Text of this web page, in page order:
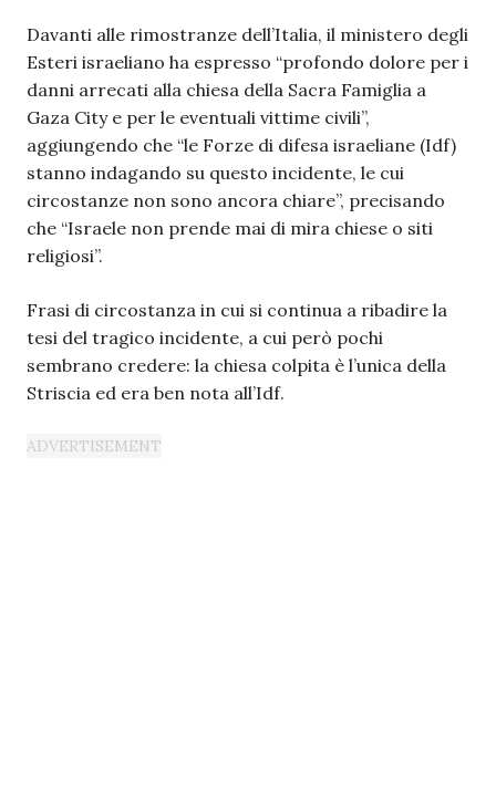
Davanti alle rimostranze dell’Italia, il ministero degli
Esteri israeliano ha espresso “profondo dolore per i
danni arrecati alla chiesa della Sacra Famiglia a
Gaza City e per le eventuali vittime civili”,
aggiungendo che “le Forze di difesa israeliane (Idf)
stanno indagando su questo incidente, le cui
circostanze non sono ancora chiare”, precisando
che “Israele non prende mai di mira chiese o siti
religiosi”.
Frasi di circostanza in cui si continua a ribadire la
tesi del tragico incidente, a cui però pochi
sembrano credere: la chiesa colpita è l’unica della
Striscia ed era ben nota all’Idf.